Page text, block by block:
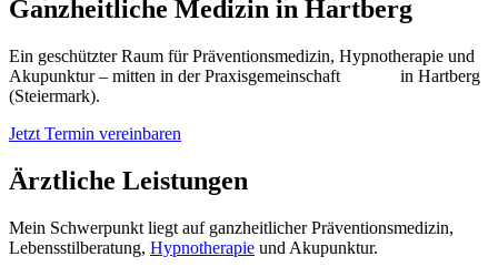
Ganzheitliche Medizin in Hartberg
Ein geschützter Raum für Präventionsmedizin, Hypnotherapie und
Akupunktur – mitten in der Praxisgemeinschaft
in Hartberg
(Steiermark).
Jetzt Termin vereinbaren
Ärztliche Leistungen
Mein Schwerpunkt liegt auf ganzheitlicher Präventionsmedizin,
Lebensstilberatung, Hypnotherapie und Akupunktur.